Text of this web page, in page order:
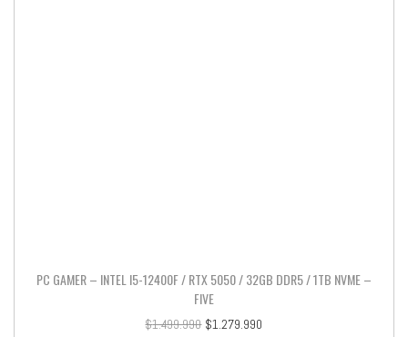
PC GAMER – INTEL I5-12400F / RTX 5050 / 32GB DDR5 / 1TB NVME –
FIVE
$1.499.990 $1.279.990